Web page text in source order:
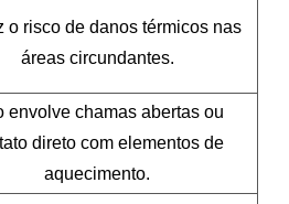
o risco de danos térmicos nas
áreas circundantes.
envolve chamas abertas ou
direto com elementos de
aquecimento.